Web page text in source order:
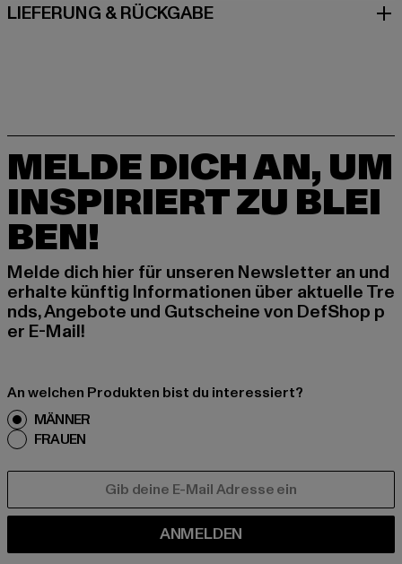
LIEFERUNG & RÜCKGABE
MELDE DICH AN, UM
INSPIRIERT ZU BLEI
BEN!
Melde dich hier für unseren Newsletter an und
erhalte künftig Informationen über aktuelle Tre
nds, Angebote und Gutscheine von DefShop p
er E-Mail!
An welchen Produkten bist du interessiert?
MÄNNER
FRAUEN
ANMELDEN